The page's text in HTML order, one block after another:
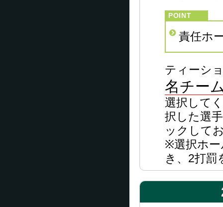
責任ホ
ティーシ
名チー
選択して
択した選
ックして
※選択ホー
き、2打罰